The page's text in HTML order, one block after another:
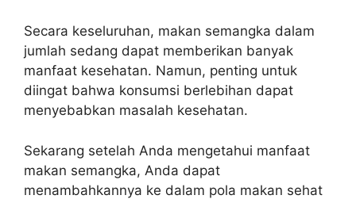
Secara keseluruhan, makan semangka dalam
jumlah sedang dapat memberikan banyak
manfaat kesehatan. Namun, penting untuk
diingat bahwa konsumsi berlebihan dapat
menyebabkan masalah kesehatan.
Sekarang setelah Anda mengetahui manfaat
makan semangka, Anda dapat
menambahkannya ke dalam pola makan sehat